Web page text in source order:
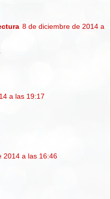
8 de diciembre de 2014 a
a las 19:17
2014 a las 16:46